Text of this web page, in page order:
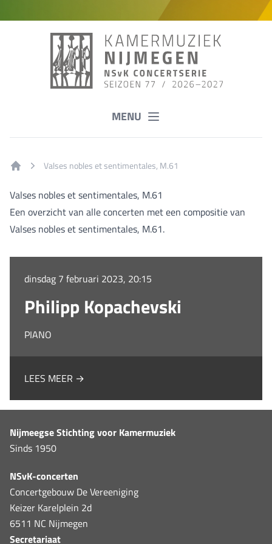
MENU
Valses nobles et sentimentales, M.61
Valses nobles et sentimentales, M.61
Een overzicht van alle concerten met een compositie van
Valses nobles et sentimentales, M.61.
dinsdag 7 februari 2023, 20:15
Philipp Kopachevski
PIANO
LEES MEER →
Nijmeegse Stichting voor Kamermuziek
Sinds 1950
NSvK-concerten
Concertgebouw De Vereeniging
Keizer Karelplein 2d
6511 NC Nijmegen
Secretariaat